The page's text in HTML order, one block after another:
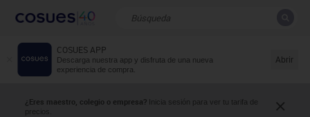
COSUES APP
Descarga nuestra app y disfruta de una nueva
experiencia de compra.
Abrir
¿Eres maestro, colegio o empresa? Inicia sesión para ver tu tarifa de
precios.
Resultados de la búsqueda